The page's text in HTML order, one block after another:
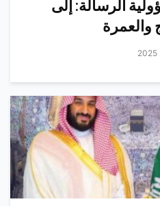
الرسالة: إلى